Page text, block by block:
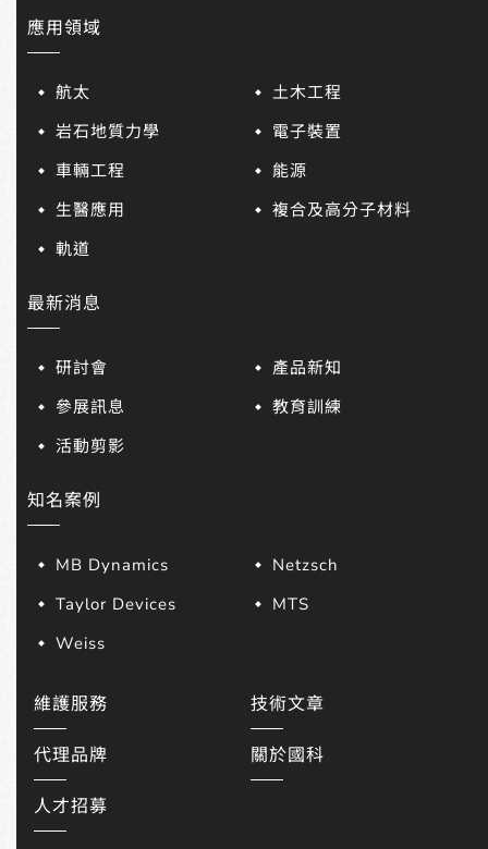
應用領域
航太
土木工程
岩石地質力學
電子裝置
車輛工程
能源
生醫應用
複合及高分子材料
軌道
最新消息
研討會
產品新知
參展訊息
教育訓練
活動剪影
知名案例
MB Dynamics
Netzsch
Taylor Devices
MTS
Weiss
維護服務 技術文章
代理品牌 關於國科
人才招募